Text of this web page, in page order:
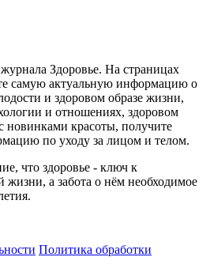
Здоровье. На страницах
самую актуальную информацию о
и здоровом образе жизни,
и отношениях, здоровом
новинками красоты, получите
по уходу за лицом и телом.
что здоровье - ключ к
жизни, а забота о нём необходимое
Политика обработки